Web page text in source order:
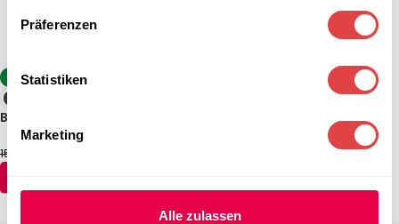
Präferenzen
Statistiken
Marketing
Alle zulassen
-8%
Biergartentisch Terrazza 80 x
80 cm
154,64
Biergartentisch Prato
(inkl. MwSt.)